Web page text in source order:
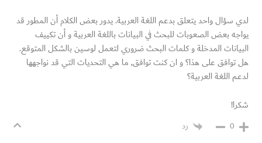
لدي سؤال واحد يتعلق بدعم اللغة العربية. يدور بعض الكلام أن المطور قد
يواجه بعض الصعوبات للبحث في البيانات باللغة العربية و أن تكييف
البيانات المدخلة و كلمات البحث ضروري لتعمل لوسين بالشكل المتوقع.
هل توافق على هذا؟ و ان كنت توافق, ما هي التحديات التي قد نواجهها
لدعم اللغة العربية؟
شكرا!
0 رد